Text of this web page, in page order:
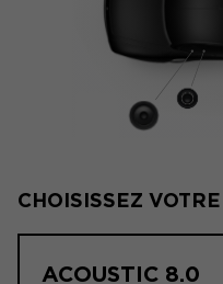
CHOISISSEZ
ACOUSTIC 8.0